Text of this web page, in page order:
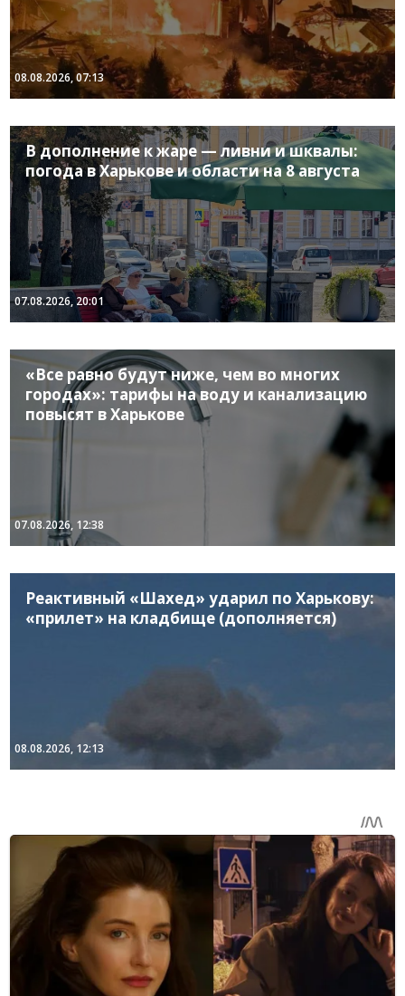
08.08.2026, 07:13
В дополнение к жаре — ливни и шквалы:
погода в Харькове и области на 8 августа
07.08.2026, 20:01
«Все равно будут ниже, чем во многих
городах»: тарифы на воду и канализацию
повысят в Харькове
07.08.2026, 12:38
Реактивный «Шахед» ударил по Харькову:
«прилет» на кладбище (дополняется)
08.08.2026, 12:13